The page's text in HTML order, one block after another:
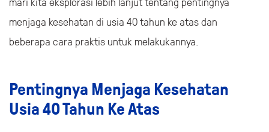
menjaga kesehatan di usia 40 tahun ke atas dan
beberapa cara praktis untuk melakukannya.
Pentingnya Menjaga Kesehatan
Usia 40 Tahun Ke Atas